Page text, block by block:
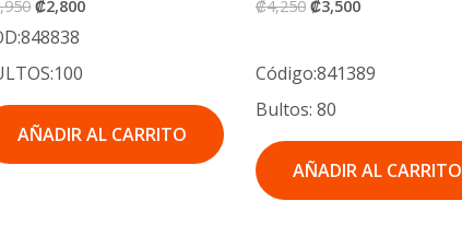
₡2,800
AÑADIR AL CARRITO
₡4,250 ₡3,500
Código:841389
Bultos: 80
AÑADIR AL CARRITO